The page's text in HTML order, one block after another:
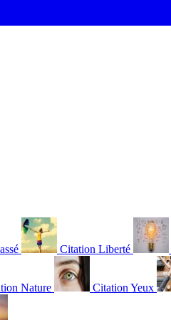
Citation Liberté
Nature Citation Yeux